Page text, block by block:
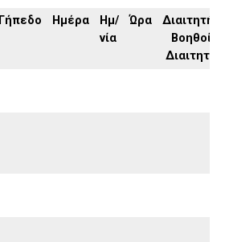
Γήπεδο Ημέρα
Ημ/
νία
Ώρα
Διαιτητής,
Βοηθοί
Διαιτητή